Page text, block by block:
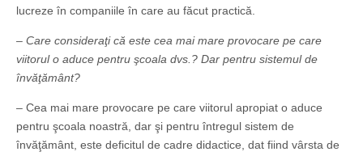
lucreze în companiile în care au făcut practică.
– Care consideraţi că este cea mai mare provocare pe care
viitorul o aduce pentru şcoala dvs.? Dar pentru sistemul de
învăţământ?
– Cea mai mare provocare pe care viitorul apropiat o aduce
pentru şcoala noastră, dar şi pentru întregul sistem de
învăţământ, este deficitul de cadre didactice, dat fiind vârsta de